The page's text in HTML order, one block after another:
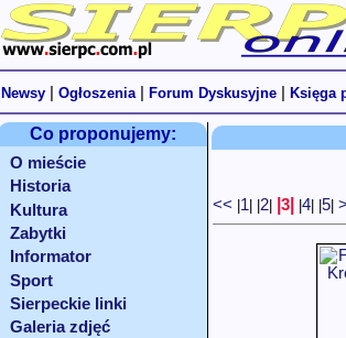
Newsy Ogłoszenia Forum Dyskusyjne Księga
Co proponujemy:
O mieście
Historia
Kultura
Zabytki
Informator
Sport
Sierpeckie linki
Galeria zdjęć
<< 1 2 3 4 5